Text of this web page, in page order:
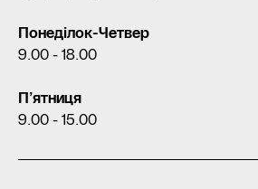
Понеділок-Четвер
9.00 - 18.00
П’ятниця
9.00 - 15.00